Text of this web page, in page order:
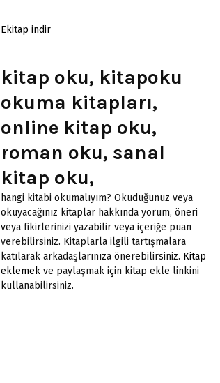
Ekitap indir
kitap oku, kitapoku
okuma kitapları,
online kitap oku,
roman oku, sanal
kitap oku,
hangi kitabi okumalıyım? Okuduğunuz veya
okuyacağınız kitaplar hakkında yorum, öneri
veya fikirlerinizi yazabilir veya içeriğe puan
verebilirsiniz. Kitaplarla ilgili tartışmalara
katılarak arkadaşlarınıza önerebilirsiniz. Kitap
eklemek ve paylaşmak için kitap ekle linkini
kullanabilirsiniz.